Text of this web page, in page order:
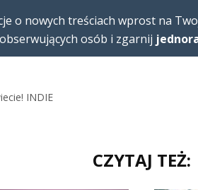
o nowych treściach wprost na
osób i zgarnij
INDIE
CZYTAJ TEŻ: